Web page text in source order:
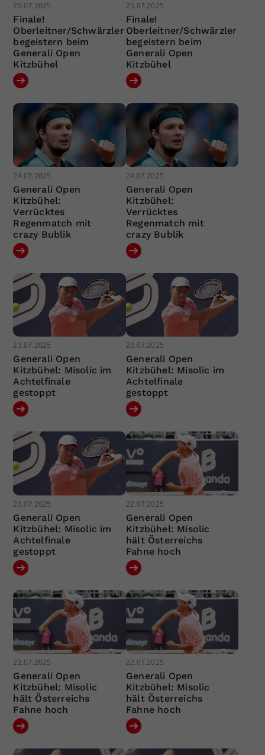
25.07.2025
Finale!
Oberleitner/Schwärzler
begeistern beim
Generali Open
Kitzbühel
25.07.2025
Finale!
Oberleitner/Schwärzler
begeistern beim
Generali Open
Kitzbühel
24.07.2025
Generali Open
Kitzbühel:
Verrücktes
Regenmatch mit
crazy Bublik
24.07.2025
Generali Open
Kitzbühel:
Verrücktes
Regenmatch mit
crazy Bublik
23.07.2025
Generali Open
Kitzbühel: Misolic im
Achtelfinale
gestoppt
23.07.2025
Generali Open
Kitzbühel: Misolic im
Achtelfinale
gestoppt
23.07.2025
Generali Open
Kitzbühel: Misolic im
Achtelfinale
gestoppt
22.07.2025
Generali Open
Kitzbühel: Misolic
hält Österreichs
Fahne hoch
22.07.2025
Generali Open
Kitzbühel: Misolic
hält Österreichs
Fahne hoch
22.07.2025
Generali Open
Kitzbühel: Misolic
hält Österreichs
Fahne hoch